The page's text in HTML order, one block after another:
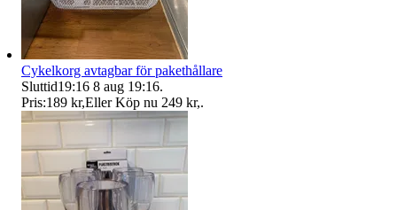
Cykelkorg avtagbar för pakethållare
Sluttid19:16 8 aug 19:16.
Pris:189 kr,Eller Köp nu 249 kr,.